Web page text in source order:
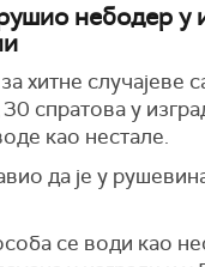
небодер у
хитне случајеве
спратова у
као нестале.
да је у
се води као